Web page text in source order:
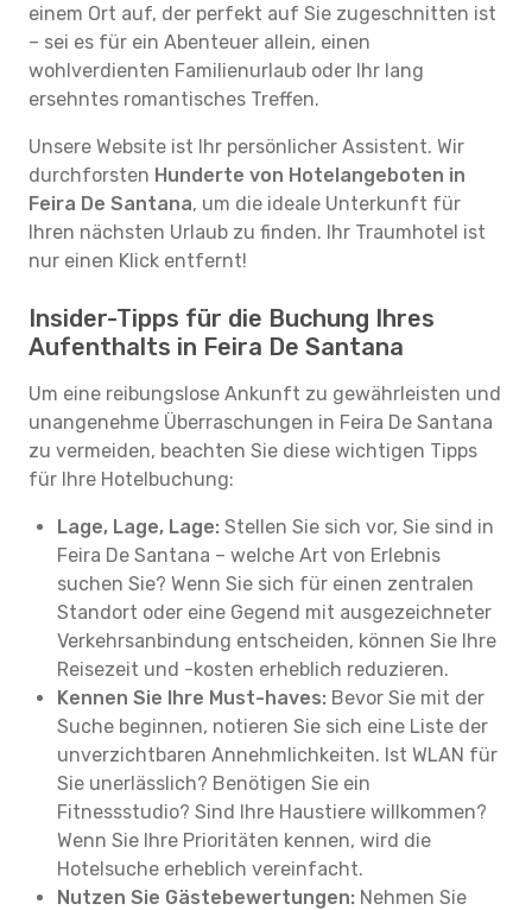
einem Ort auf, der perfekt auf Sie zugeschnitten ist
– sei es für ein Abenteuer allein, einen
wohlverdienten Familienurlaub oder Ihr lang
ersehntes romantisches Treffen.
Unsere Website ist Ihr persönlicher Assistent. Wir
durchforsten Hunderte von Hotelangeboten in
Feira De Santana, um die ideale Unterkunft für
Ihren nächsten Urlaub zu finden. Ihr Traumhotel ist
nur einen Klick entfernt!
Insider-Tipps für die Buchung Ihres
Aufenthalts in Feira De Santana
Um eine reibungslose Ankunft zu gewährleisten und
unangenehme Überraschungen in Feira De Santana
zu vermeiden, beachten Sie diese wichtigen Tipps
für Ihre Hotelbuchung:
Lage, Lage, Lage: Stellen Sie sich vor, Sie sind in
Feira De Santana – welche Art von Erlebnis
suchen Sie? Wenn Sie sich für einen zentralen
Standort oder eine Gegend mit ausgezeichneter
Verkehrsanbindung entscheiden, können Sie Ihre
Reisezeit und -kosten erheblich reduzieren.
Kennen Sie Ihre Must-haves: Bevor Sie mit der
Suche beginnen, notieren Sie sich eine Liste der
unverzichtbaren Annehmlichkeiten. Ist WLAN für
Sie unerlässlich? Benötigen Sie ein
Fitnessstudio? Sind Ihre Haustiere willkommen?
Wenn Sie Ihre Prioritäten kennen, wird die
Hotelsuche erheblich vereinfacht.
Nutzen Sie Gästebewertungen: Nehmen Sie